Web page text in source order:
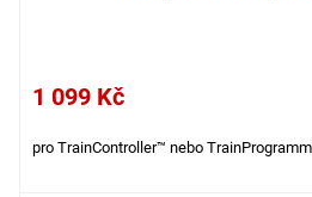
1 099 Kč
pro TrainController™ nebo